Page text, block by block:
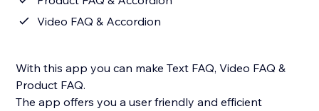
Video FAQ & Accordion
With this app you can make Text FAQ, Video FAQ &
Product FAQ.
The app offers you a user friendly and efficient